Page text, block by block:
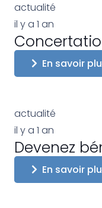
actualité
il y a 1 an
En savoir
actualité
il y a 1 an
Devenez
En savoir